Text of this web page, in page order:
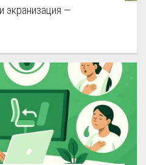
экранизация —